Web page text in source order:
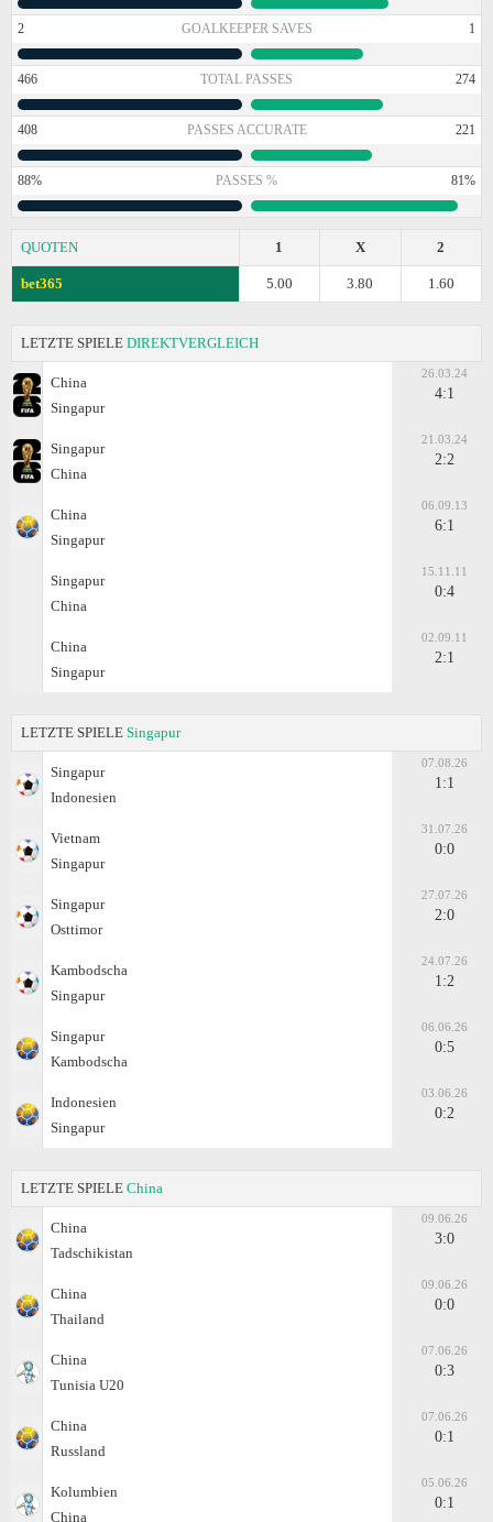
2 GOALKEEPER SAVES 1
466 TOTAL PASSES 274
408 PASSES ACCURATE 221
88% PASSES % 81%
QUOTEN 2
X
1
bet365 1.60
3.80
5.00
LETZTE SPIELE DIREKTVERGLEICH
China
Singapur
26.03.24
4:1
Singapur
China
21.03.24
2:2
China
Singapur
06.09.13
6:1
Singapur
China
15.11.11
0:4
China
Singapur
02.09.11
2:1
LETZTE SPIELE Singapur
Singapur
Indonesien
07.08.26
1:1
Vietnam
Singapur
31.07.26
0:0
Singapur
Osttimor
27.07.26
2:0
Kambodscha
Singapur
24.07.26
1:2
Singapur
Kambodscha
06.06.26
0:5
Indonesien
Singapur
03.06.26
0:2
LETZTE SPIELE China
China
Tadschikistan
09.06.26
3:0
China
Thailand
09.06.26
0:0
China
Tunisia U20
07.06.26
0:3
China
Russland
07.06.26
0:1
Kolumbien
China
05.06.26
0:1